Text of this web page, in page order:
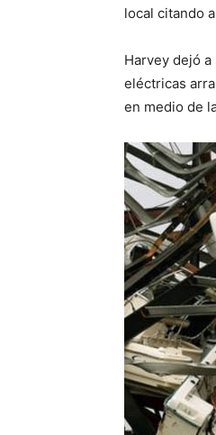
local citando
Harvey dejó
eléctricas
en medio de